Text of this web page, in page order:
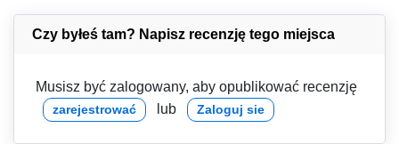
Czy byłeś tam? Napisz recenzję tego miejsca
Musisz być zalogowany, aby opublikować recenzję
zarejestrować lub Zaloguj sie